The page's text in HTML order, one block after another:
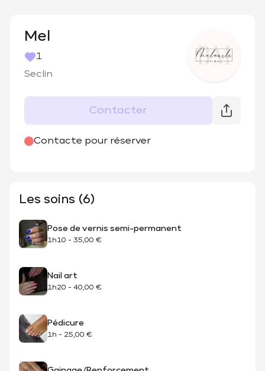
Mel
1
Seclin
Contacter
Contacte pour réserver
Les soins (6)
Pose de vernis semi-permanent
1h10 - 35,00 €
Nail art
1h20 - 40,00 €
Pédicure
1h - 25,00 €